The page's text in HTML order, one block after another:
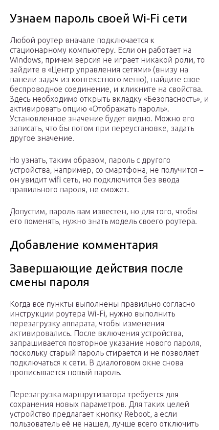
Узнаем пароль своей Wi-Fi сети
Любой роутер вначале подключается к
стационарному компьютеру. Если он работает на
Windows, причем версия не играет никакой роли, то
зайдите в «Центр управления сетями» (внизу на
панели задач из контекстного меню), найдите свое
беспроводное соединение, и кликните на свойства.
Здесь необходимо открыть вкладку «Безопасность», и
активировать опцию «Отображать пароль».
Установленное значение будет видно. Можно его
записать, что бы потом при переустановке, задать
другое значение.
Но узнать, таким образом, пароль с другого
устройства, например, со смартфона, не получится –
он увидит wifi сеть, но подключится без ввода
правильного пароля, не сможет.
Допустим, пароль вам известен, но для того, чтобы
его поменять, нужно знать модель своего роутера.
Добавление комментария
Завершающие действия после
смены пароля
Когда все пункты выполнены правильно согласно
инструкции роутера Wi-Fi, нужно выполнить
перезагрузку аппарата, чтобы изменения
активировались. После включения устройства,
запрашивается повторное указание нового пароля,
поскольку старый пароль стирается и не позволяет
подключаться к сети. В диалоговом окне снова
прописывается новый пароль.
Перезагрузка маршрутизатора требуется для
сохранения новых параметров. Для таких целей
устройство предлагает кнопку Reboot, а если
пользователь её не нашел, лучше всего отключить